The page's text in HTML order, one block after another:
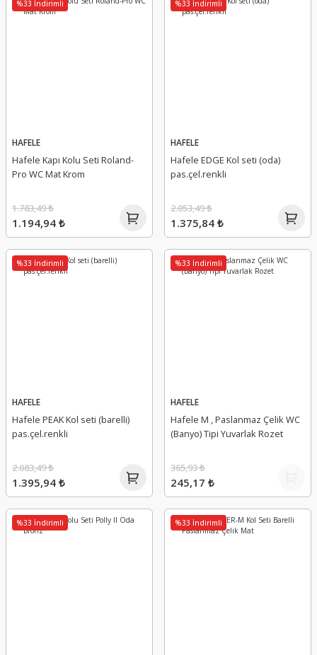
%33 İndirimli
HAFELE
Hafele Kapı Kolu Seti Roland-
Pro WC Mat Krom
1.194,94 ₺
1.783,49 ₺
%33 İndirimli
HAFELE
Hafele EDGE Kol seti (oda)
pas.çel.renkli
1.375,84 ₺
2.053,49 ₺
%33 İndirimli
HAFELE
Hafele PEAK Kol seti (barelli)
pas.çel.renkli
1.395,94 ₺
2.083,49 ₺
%33 İndirimli
HAFELE
Hafele M , Paslanmaz Çelik WC
(Banyo) Tipi Yuvarlak Rozet
245,17 ₺
365,93 ₺
%33 İndirimli %33 İndirimli